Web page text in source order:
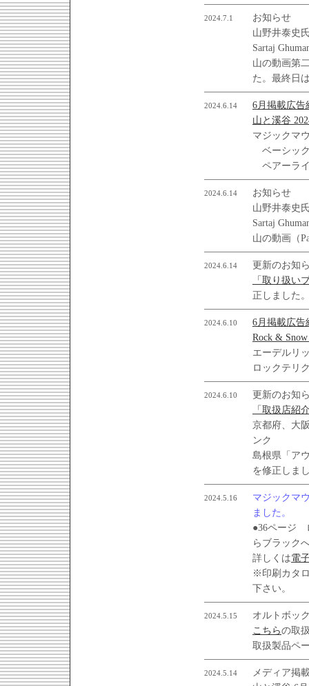
2024.7.1
お知らせ
山野井泰史
Sartaj
山の動画第
た。最終日
2024.6.14
6月掲載広告
山と溪谷
マジックマ
ベーシッ
ペアーラ
2024.6.14
お知らせ
山野井泰史
Sartaj
山の動画（
2024.6.14
更新のお知
「取り扱い
正しました
2024.6.10
6月掲載広告
Rock &
エーデルリ
ロックテリ
2024.6.10
更新のお知
「取扱店紹
京都府、大
ンク
島根県「ア
を修正しま
2024.5.16
マジックマ
ました。
●36ページ
らブラック
詳しくは電
※印刷カタ
下さい。
2024.5.15
オルトボッ
こちらの取
取扱製品ペ
2024.5.14
メディア掲